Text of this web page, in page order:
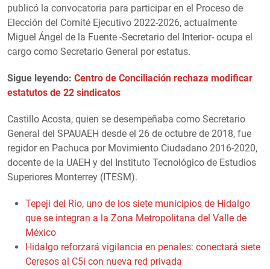
publicó la convocatoria para participar en el Proceso de
Elección del Comité Ejecutivo 2022-2026, actualmente
Miguel Ángel de la Fuente -Secretario del Interior- ocupa el
cargo como Secretario General por estatus.
Sigue leyendo: Centro de Conciliación rechaza modificar
estatutos de 22 sindicatos
Castillo Acosta, quien se desempeñaba como Secretario
General del SPAUAEH desde el 26 de octubre de 2018, fue
regidor en Pachuca por Movimiento Ciudadano 2016-2020,
docente de la UAEH y del Instituto Tecnológico de Estudios
Superiores Monterrey (ITESM).
Tepeji del Río, uno de los siete municipios de Hidalgo
que se integran a la Zona Metropolitana del Valle de
México
Hidalgo reforzará vigilancia en penales: conectará siete
Ceresos al C5i con nueva red privada